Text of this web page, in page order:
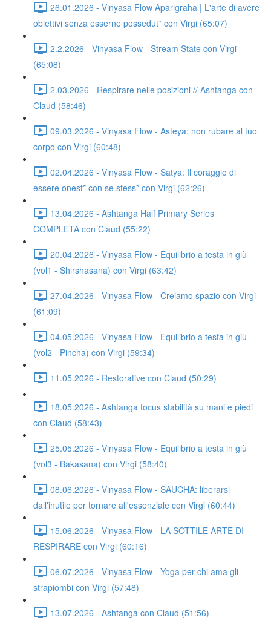
26.01.2026 - Vinyasa Flow Aparigraha | L'arte di avere
obiettivi senza esserne possedut* con Virgi (65:07)
2.2.2026 - Vinyasa Flow - Stream State con Virgi
(65:08)
2.03.2026 - Respirare nelle posizioni // Ashtanga con
Claud (58:46)
09.03.2026 - Vinyasa Flow - Asteya: non rubare al tuo
corpo con Virgi (60:48)
02.04.2026 - Vinyasa Flow - Satya: Il coraggio di
essere onest* con se stess* con Virgi (62:26)
13.04.2026 - Ashtanga Half Primary Series
COMPLETA con Claud (55:22)
20.04.2026 - Vinyasa Flow - Equilibrio a testa in giù
(vol1 - Shirshasana) con Virgi (63:42)
27.04.2026 - Vinyasa Flow - Creiamo spazio con Virgi
(61:09)
04.05.2026 - Vinyasa Flow - Equilibrio a testa in giù
(vol2 - Pincha) con Virgi (59:34)
11.05.2026 - Restorative con Claud (50:29)
18.05.2026 - Ashtanga focus stabilità su mani e piedi
con Claud (58:43)
25.05.2026 - Vinyasa Flow - Equilibrio a testa in giù
(vol3 - Bakasana) con Virgi (58:40)
08.06.2026 - Vinyasa Flow - SAUCHA: liberarsi
dall'inutile per tornare all'essenziale con Virgi (60:44)
15.06.2026 - Vinyasa Flow - LA SOTTILE ARTE DI
RESPIRARE con Virgi (60:16)
06.07.2026 - Vinyasa Flow - Yoga per chi ama gli
strapiombi con Virgi (57:48)
13.07.2026 - Ashtanga con Claud (51:56)